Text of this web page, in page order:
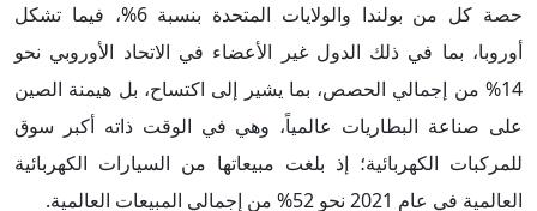
حصة كل من بولندا والولايات المتحدة بنسبة 6%، فيما تشكل
أوروبا، بما في ذلك الدول غير الأعضاء في الاتحاد الأوروبي نحو
14% من إجمالي الحصص، بما يشير إلى اكتساح، بل هيمنة الصين
على صناعة البطاريات عالمياً، وهي في الوقت ذاته أكبر سوق
للمركبات الكهربائية؛ إذ بلغت مبيعاتها من السيارات الكهربائية
العالمية في عام 2021 نحو 52% من إجمالي المبيعات العالمية.